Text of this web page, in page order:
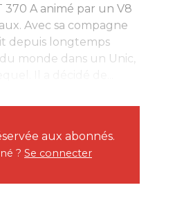
A animé par un V8
Avec sa compagne
depuis longtemps
monde dans un Unic,
aux abonnés.
? Se connecter